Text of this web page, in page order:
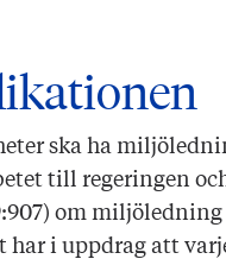
ska ha
till regeringen
om
har i uppdrag att